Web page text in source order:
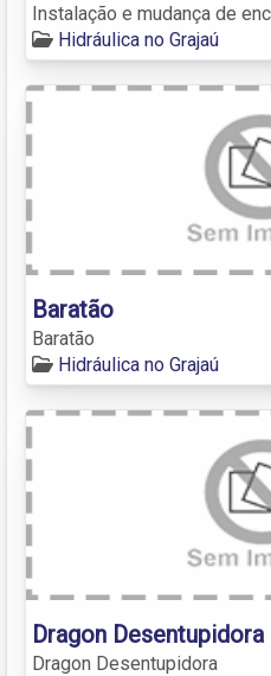
Instalação e mudança de
Hidráulica no Grajaú
Baratão
Baratão
Hidráulica no Grajaú
Dragon Desentupidora
Dragon Desentupidora